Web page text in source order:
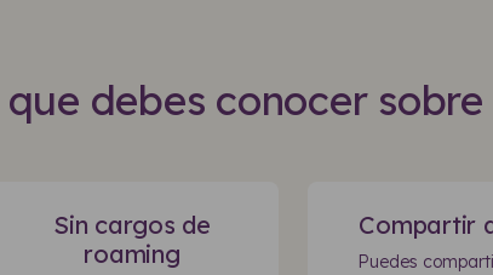
debes conocer
Sin cargos de
roaming
Compartir
Puedes